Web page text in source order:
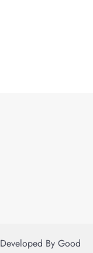
Developed By Good